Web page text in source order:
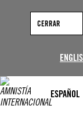
CERRAR
ESPAÑOL
contenido